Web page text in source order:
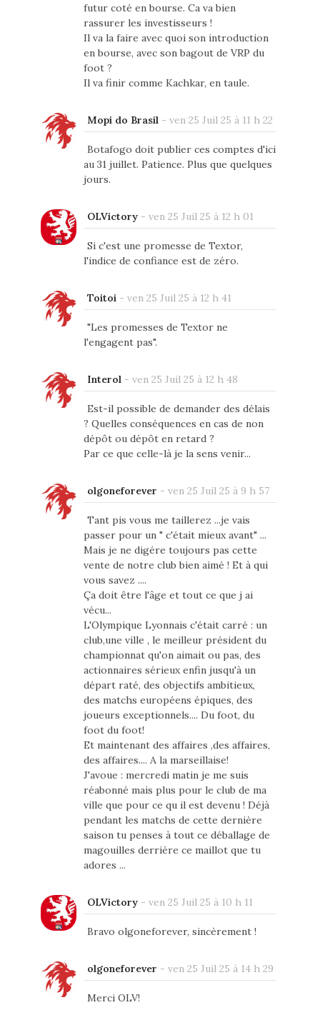
futur coté en bourse. Ca va bien
rassurer les investisseurs !
Il va la faire avec quoi son introduction
en bourse, avec son bagout de VRP du
foot ?
Il va finir comme Kachkar, en taule.
Mopi do Brasil - ven 25 Juil 25 à 11 h 22
Botafogo doit publier ces comptes d'ici
au 31 juillet. Patience. Plus que quelques
jours.
OLVictory- ven 25 Juil 25 à 12 h 01
Si c'est une promesse de Textor,
l'indice de confiance est de zéro.
Toitoi - ven 25 Juil 25 à 12 h 41
"Les promesses de Textor ne
l'engagent pas".
Interol - ven 25 Juil 25 à 12 h 48
Est-il possible de demander des délais
? Quelles conséquences en cas de non
dépôt ou dépôt en retard ?
Par ce que celle-là je la sens venir...
olgoneforever - ven 25 Juil 25 à 9 h 57
Tant pis vous me taillerez ...je vais
passer pour un " c'était mieux avant" ...
Mais je ne digére toujours pas cette
vente de notre club bien aimé ! Et à qui
vous savez ....
Ça doit être l'âge et tout ce que j ai
vécu...
L'Olympique Lyonnais c'était carré : un
club,une ville , le meilleur président du
championnat qu'on aimait ou pas, des
actionnaires sérieux enfin jusqu'à un
départ raté, des objectifs ambitieux,
des matchs européens épiques, des
joueurs exceptionnels.... Du foot, du
foot du foot!
Et maintenant des affaires ,des affaires,
des affaires.... A la marseillaise!
J'avoue : mercredi matin je me suis
réabonné mais plus pour le club de ma
ville que pour ce qu il est devenu ! Déjà
pendant les matchs de cette dernière
saison tu penses à tout ce déballage de
magouilles derrière ce maillot que tu
adores ...
OLVictory- ven 25 Juil 25 à 10 h 11
Bravo olgoneforever, sincèrement !
olgoneforever - ven 25 Juil 25 à 14 h 29
Merci OLV!